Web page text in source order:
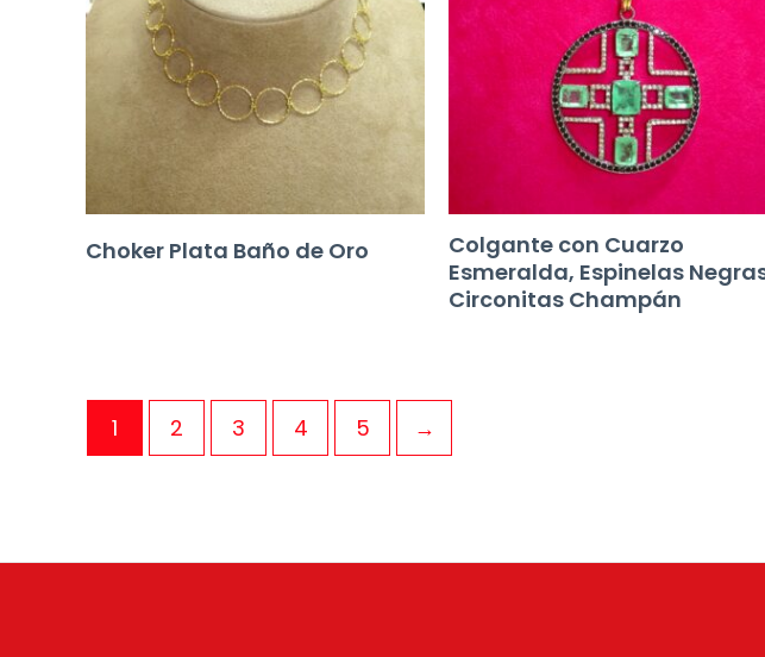
Choker Plata Baño de Oro
Colgante con Cuarzo
Esmeralda, Espinelas
Circonitas Champán
1 2 3 4 5 →